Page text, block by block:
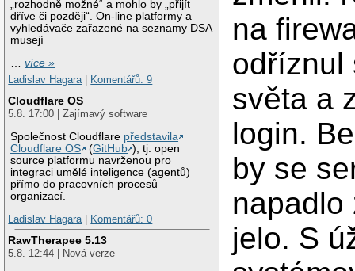
„rozhodně možné“ a mohlo by „přijít
dříve či později“. On-line platformy a
vyhledávače zařazené na seznamy DSA
musejí
…více »
Ladislav Hagara| Komentářů: 9
Cloudflare OS
5.8. 17:00 | Zajímavý software
Společnost Cloudflare představila
Cloudflare OS
(GitHub ), tj. open
source platformu navrženou pro
integraci umělé inteligence (agentů)
přímo do pracovních procesů
organizací.
Ladislav Hagara| Komentářů: 0
RawTherapee 5.13
5.8. 12:44 | Nová verze
na
odříznul
světa a
login.
by se
napadlo
jelo. S